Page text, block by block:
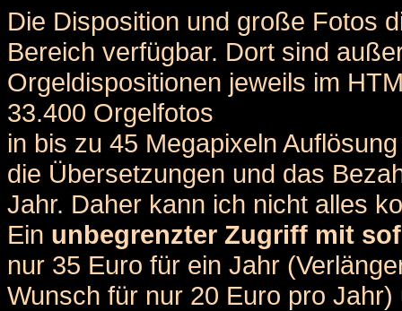
Die Disposition und große Fotos
Bereich verfügbar. Dort sind
Orgeldispositionen jeweils im
33.400 Orgelfotos
in bis zu 45 Megapixeln
die Übersetzungen und das
Jahr. Daher kann ich nicht alles
Ein unbegrenzter Zugriff mit
nur 35 Euro für ein Jahr
Wunsch für nur 20 Euro pro